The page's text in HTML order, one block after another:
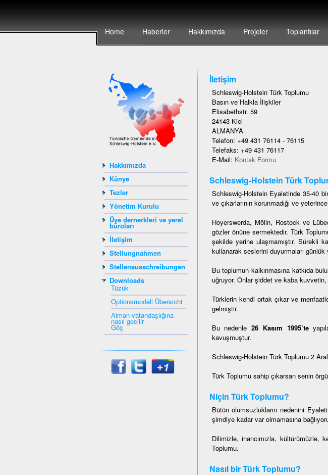
Home Haberler Hakkımızda Projeler Toplantılar
Hakkımızda
Künye
Tezler
Yönetim Kurulu
Üye dernerkleri ve yerel
büroları
İletişim
Stellungnahmen
Stellenausschreibungen
Downloads
Tüzük
Optionsmodell Übersicht
Alman vatandaşlığına
nasıl gecilir
Göç
İletişim
Schleswig-Holstein Türk Toplumu
Basın ve Halkla İlişkiler
Elisabethstr. 59
24143 Kiel
ALMANYA
Telefon: +49 431 76114 - 76115
Telefaks: +49 431 76117
E-Mail: Kontak Formu
Schleswig-Holstein Türk
Schleswig-Holstein Eyaletinde 35-40
ve çıkarlarının korunmadığı ve
Hoyerswerda, Mölln, Rostock ve
gözler önüne sermektedir. Türk
şekilde yerine ulaşmamıştır. Sürekli
kullanarak seslerini duyurmaları
Bu toplumun kalkınmasına katkıda
uğruyor. Onlar şiddet ve kaba kuvvetin,
Türklerin kendi ortak çıkar ve
gelmiştir.
Bu nedenle26 Kasım 1995’te
kavuşmuştur.
Schleswig-Holstein Türk Toplumu 2
Türk Toplumu sahip çıkarsan senin
Niçin Türk Toplumu?
Bütün olumsuzlukların nedenini
şimdiye kadar var olmamasına
Dilimizle, inancımızla,
Toplumu.
Nasıl bir Türk Toplumu?